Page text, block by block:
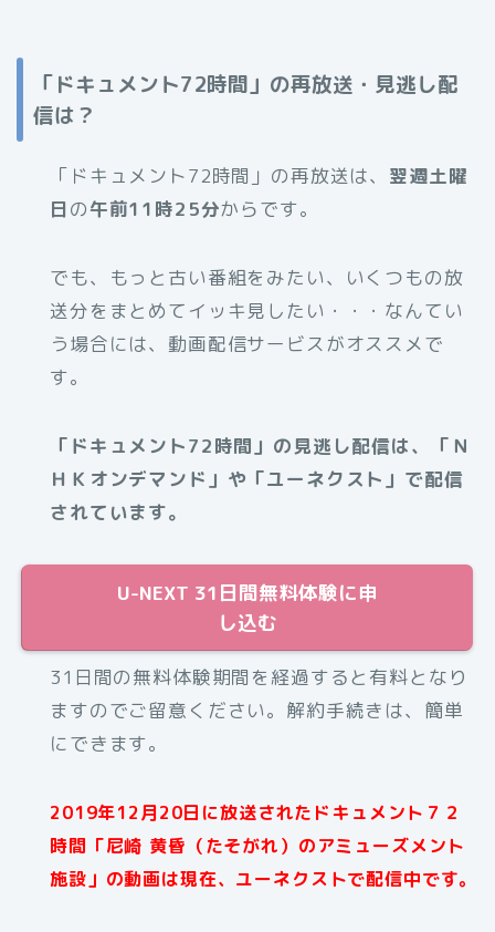
「ドキュメント72時間」の再放送・見逃し配
信は？
「ドキュメント72時間」の再放送は、 翌週土曜
日 の午前11時25分からです。
でも、もっと古い番組をみたい、いくつもの放
送分をまとめてイッキ見したい・・・なんてい
う場合には、動画配信サービスがオススメで
す。
「ドキュメント72時間」の見逃し配信は、「Ｎ
ＨＫオンデマンド」や「ユーネクスト」で配信
されています。
U-NEXT 31日間無料体験に申
し込む
31日間の無料体験期間を経過すると有料となり
ますのでご留意ください。解約手続きは、簡単
にできます。
2019年12月20日に放送されたドキュメント７２
時間「尼崎 黄昏（たそがれ）のアミューズメント
施設」の動画は現在、ユーネクストで配信中です。